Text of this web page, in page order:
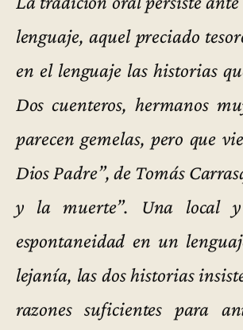
lenguaje, aquel preciado
en el lenguaje las historias
Dos cuenteros, hermanos
parecen gemelas, pero que
Dios Padre”, de Tomás
y la muerte”. Una local y
espontaneidad en un
lejanía, las dos historias
razones suficientes para